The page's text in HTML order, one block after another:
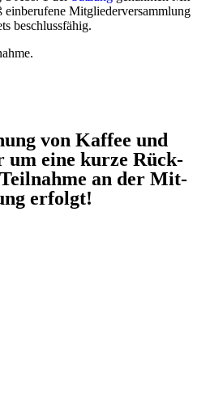
ein­be­ru­fe­ne Mit­glie­der­ver­samm­lung
beschluss­fä­hig.
von Kaf­fee und
um eine kur­ze Rück­
an der Mit­
erfolgt!